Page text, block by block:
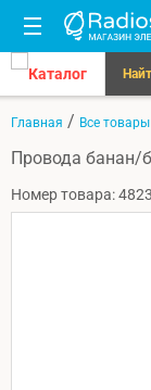
Каталог
Главная / Все товары
Провода банан/
Номер товара: